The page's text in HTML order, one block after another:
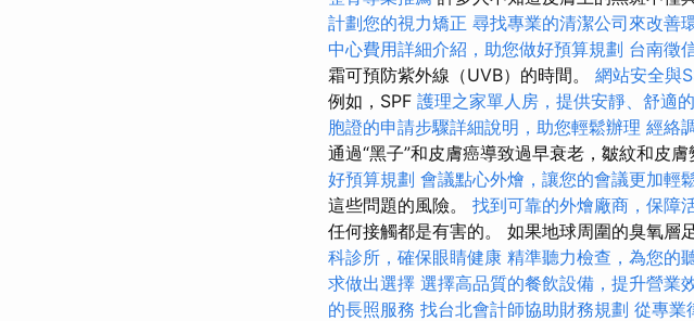
計劃您的視力矯正 尋找專業的清潔公司來改善
中心費用詳細介紹，助您做好預算規劃 台南徵
霜可預防紫外線（UVB）的時間。 網站安全與
例如，SPF 護理之家單人房，提供安靜、舒適
胞證的申請步驟詳細說明，助您輕鬆辦理 經絡
通過“黑子”和皮膚癌導致過早衰老，皺紋和皮
好預算規劃 會議點心外燴，讓您的會議更加輕
這些問題的風險。 找到可靠的外燴廠商，保障
任何接觸都是有害的。 如果地球周圍的臭氧層
科診所，確保眼睛健康 精準聽力檢查，為您的
求做出選擇 選擇高品質的餐飲設備，提升營業
的長照服務 找台北會計師協助財務規劃 從專業